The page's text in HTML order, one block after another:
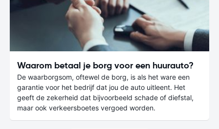
Waarom betaal je borg voor een huurauto?
De waarborgsom, oftewel de borg, is als het ware een
garantie voor het bedrijf dat jou de auto uitleent. Het
geeft de zekerheid dat bijvoorbeeld schade of diefstal,
maar ook verkeersboetes vergoed worden.